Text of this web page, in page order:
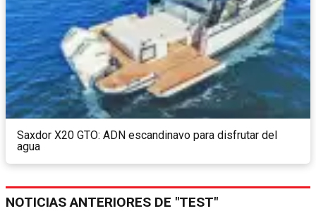
Saxdor X20 GTO: ADN escandinavo para disfrutar del
agua
NOTICIAS ANTERIORES DE "TEST"